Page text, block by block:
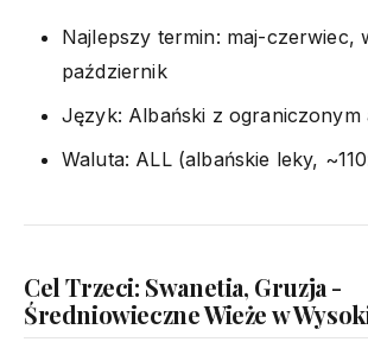
Najlepszy termin: maj-czerwiec,
październik
Język: Albański z ograniczonym
Waluta: ALL (albańskie leky,
Cel Trzeci: Swanetia, Gruzja -
Średniowieczne Wieże w